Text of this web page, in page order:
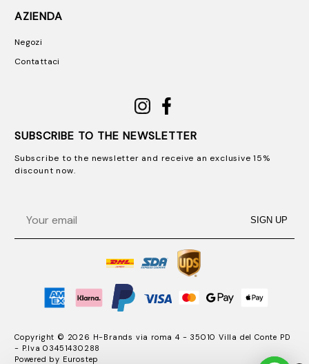
AZIENDA
Negozi
Contattaci
SUBSCRIBE TO THE NEWSLETTER
Subscribe to the newsletter and receive an exclusive 15%
discount now.
SIGN UP
Copyright © 2026 H-Brands via roma 4 - 35010 Villa del Conte PD
- P.Iva 03451430288
Powered by Eurostep